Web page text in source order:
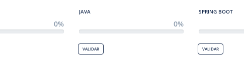
0%
JAVA
0%
VALIDAR
SPRING BOOT
VALIDAR